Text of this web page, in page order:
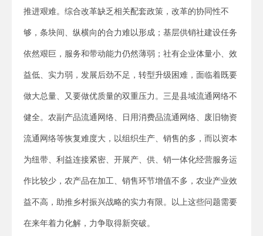
推进艰难。综合改革缺乏相关配套政策，改革的协同性不
够，条块间、纵横向的合力难以形成；基层供销社建设任务
依然艰巨，服务和带动能力仍然薄弱；社有企业体量小、效
益低、实力弱，发展后劲不足，转型升级困难，面临着既要
做大总量、又要做优质量的双重压力。三是县域流通网络不
健全。农副产品流通网络、日用消费品流通网络、废旧物资
流通网络等恢复难度大，以组织生产、销售的多，而以资本
为纽带、利益连接紧密、开展产、供、销一体化经营服务运
作比较少，农产品在加工、销售环节增值不多，农业产业效
益不高，助推乡村振兴战略的实力有限。以上这些问题需要
在来年着力化解，力争取得新突破。